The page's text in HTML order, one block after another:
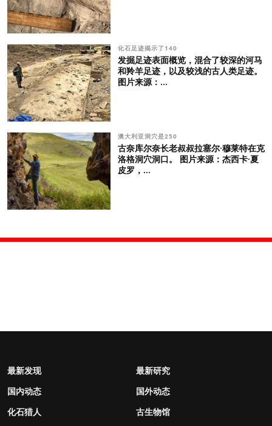
化石足迹揭示了140
发掘足迹表面概览，混合了较深的河马
和羚羊足迹，以及较浅的古人类足迹。
图片来源：...
澳大利亚洞穴是250
古奈库尔奈长老叔叔拉塞尔·穆莱特在克
洛格洞穴洞口。 图片来源：杰西卡·夏
皮罗，...
最新发现
最新研究
国内动态
国外动态
化石猎人
古生物馆